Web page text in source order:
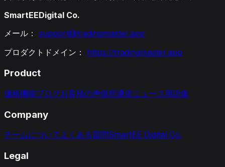
SmartEEDigital Co.
メール： support@tradingmaster.app
プロダクトドメイン： https://tradingmaster.app
Product
価格機能ブログお客様の声仮想通貨ニュース用語集
Company
チームについて よくある質問SmartEE Digital Co.
Legal